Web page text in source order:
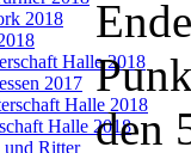
2018
Halle 2018
2017
Halle 2018
Halle 2018
Ritter
den